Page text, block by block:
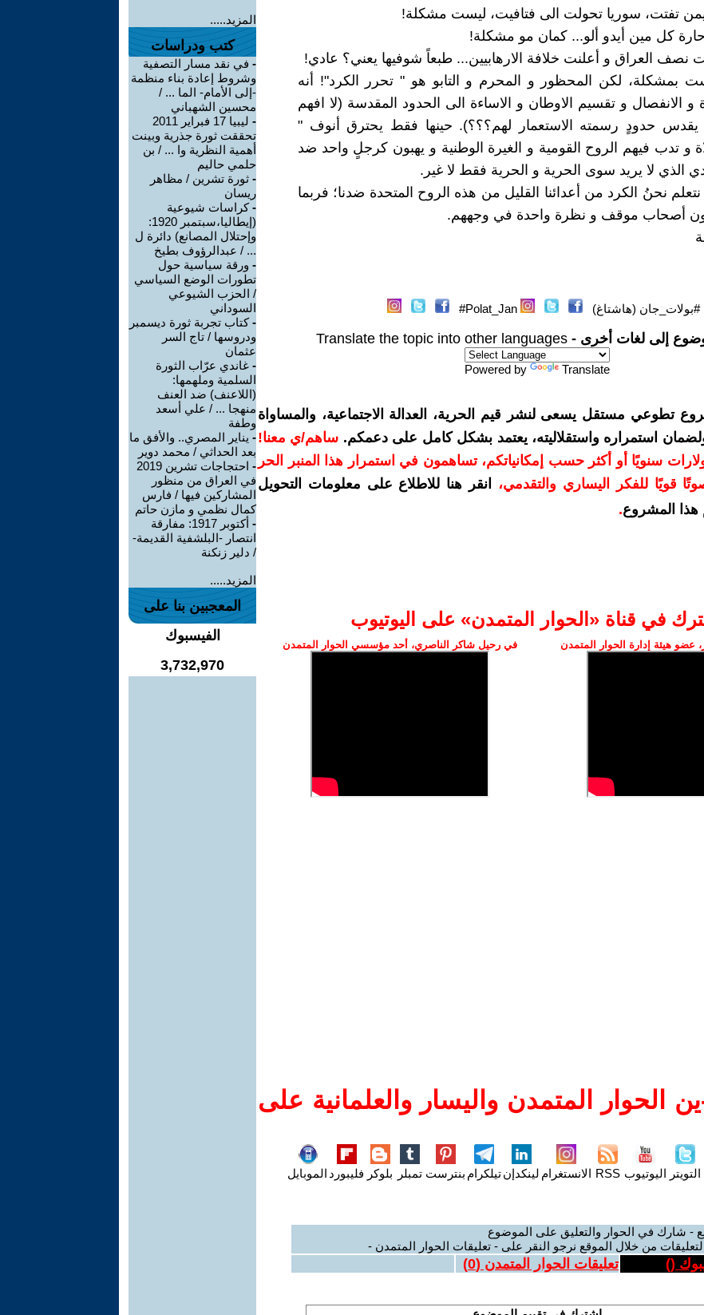
تفتت، سوريا تحولت الى فتافيت، ليست مشكلة!
كل مين أيدو ألو... كمان مو مشكلة!
العراق و أعلنت خلافة الارهابيين... طبعاً شوفيها يعني؟ عادي!
لكن المحظور و المحرم و التابو هو " تحرر الكرد"! أنه
و الانفصال و تقسيم الاوطان و الاساءة الى الحدود المقدسة (لا افهم
حدودٍ رسمته الاستعمار لهم؟؟؟). حينها فقط يحترق أنوف "
و تدب فيهم الروح القومية و الغيرة الوطنية و يهبون كرجلٍ واحد ضد
الذي لا يريد سوى الحرية و الحرية فقط لا غير.
نحنُ الكرد من أعدائنا القليل من هذه الروح المتحدة ضدنا؛ فربما
أصحاب موقف و نظرة واحدة في وجههم.
#بولات_جان (هاشتاغ) Polat_Jan#
إلى لغات أخرى - Translate the topic into other languages
Powered by Translate
تطوعي مستقل يسعى لنشر قيم الحرية، العدالة الاجتماعية، والمساواة
استمراره واستقلاليته، يعتمد بشكل كامل على دعمكم. ساهم/ي معنا!
بمبلغ 10 دولارات سنويًا أو أكثر حسب إمكانياتكم، تساهمون في استمرار هذا المنبر الحر
قويًا للفكر اليساري والتقدمي،
انقر هنا للاطلاع على معلومات التحويل
المشروع.
في قناة ‫«الحوار المتمدن» على اليوتيوب
عضو هيئة إدارة الحوار المتمدن في رحيل شاكر الناصري، أحد مؤسسي الحوار المتمدن
الحوار المتمدن واليسار والعلمانية على
التويتر اليوتيوب RSS الانستغرام لينكدإنتيلكرام بنترست تمبلر بلوكر فليبورد الموبايل
- شارك في الحوار والتعليق على الموضوع
من خلال الموقع نرجو النقر على - تعليقات الحوار المتمدن -
(
) تعليقات الحوار المتمدن (0
)
المزيد.....
كتب ودراسات
- في نقد مسار التصفية
وشروط إعادة بناء منظمة
-إلى الأمام- الما ... /
محسين الشهباني
-
ليبيا 17 فبراير 2011
تحققت ثورة جذرية وبينت
أهمية النظرية وا ... / بن
حلمي حاليم
- ثورة تشرين / مظاهر
ريسان
-كراسات شيوعية
(إيطاليا،سبتمبر 1920:
وإحتلال المصانع) دائرة ل
... / عبدالرؤوف بطيخ
- ورقة سياسية حول
تطورات الوضع السياسي
/ الحزب الشيوعي
السوداني
-كتاب تجربة ثورة ديسمبر
ودروسها / تاج السر
عثمان
- غاندي عرّاب الثورة
السلمية وملهمها:
(اللاعنف) ضد العنف
منهجا ... / علي أسعد
وطفة
- يناير المصري.. والأفق ما
بعد الحداثي / محمد دوير
-
احتجاجات تشرين 2019
في العراق من منظور
المشاركين فيها / فارس
كمال نظمي و مازن حاتم
-
أكتوبر 1917: مفارقة
انتصار -البلشفية القديمة-
/ دلير زنكنة
المزيد.....
المعجبين بنا على
الفيسبوك
3,732,970